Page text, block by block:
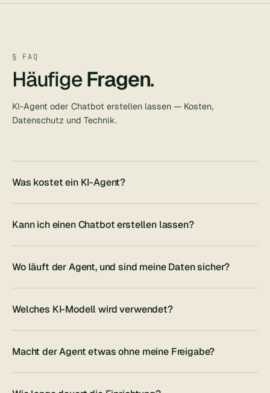
§ FAQ
HäufigeFragen.
KI-Agent oder Chatbot erstellen lassen — Kosten,
Datenschutz und Technik.
Was kostet ein KI-Agent?
Kann ich einen Chatbot erstellen lassen?
Wo läuft der Agent, und sind meine Daten sicher?
Welches KI-Modell wird verwendet?
Macht der Agent etwas ohne meine Freigabe?